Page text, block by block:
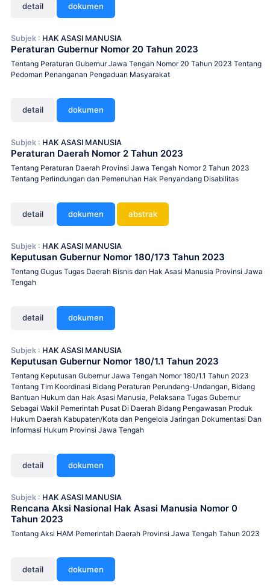
detail dokumen
Subjek : HAK ASASI MANUSIA
Peraturan Gubernur Nomor 20 Tahun 2023
Tentang Peraturan Gubernur Jawa Tengah Nomor 20 Tahun 2023 Tentang
Pedoman Penanganan Pengaduan Masyarakat
detail dokumen
Subjek : HAK ASASI MANUSIA
Peraturan Daerah Nomor 2 Tahun 2023
Tentang Peraturan Daerah Provinsi Jawa Tengah Nomor 2 Tahun 2023
Tentang Perlindungan dan Pemenuhan Hak Penyandang Disabilitas
detail dokumen abstrak
Subjek : HAK ASASI MANUSIA
Keputusan Gubernur Nomor 180/173 Tahun 2023
Tentang Gugus Tugas Daerah Bisnis dan Hak Asasi Manusia Provinsi Jawa
Tengah
detail dokumen
Subjek : HAK ASASI MANUSIA
Keputusan Gubernur Nomor 180/1.1 Tahun 2023
Tentang Keputusan Gubernur Jawa Tengah Nomor 180/1.1 Tahun 2023
Tentang Tim Koordinasi Bidang Peraturan Perundang-Undangan, Bidang
Bantuan Hukum dan Hak Asasi Manusia, Pelaksana Tugas Gubernur
Sebagai Wakil Pemerintah Pusat Di Daerah Bidang Pengawasan Produk
Hukum Daerah Kabupaten/Kota dan Pengelola Jaringan Dokumentasi Dan
Informasi Hukum Provinsi Jawa Tengah
detail dokumen
Subjek : HAK ASASI MANUSIA
Rencana Aksi Nasional Hak Asasi Manusia Nomor 0
Tahun 2023
Tentang Aksi HAM Pemerintah Daerah Provinsi Jawa Tengah Tahun 2023
detail dokumen